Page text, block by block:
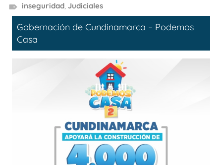
inseguridad, Judiciales
Gobernación de Cundinamarca – Podemos
Casa